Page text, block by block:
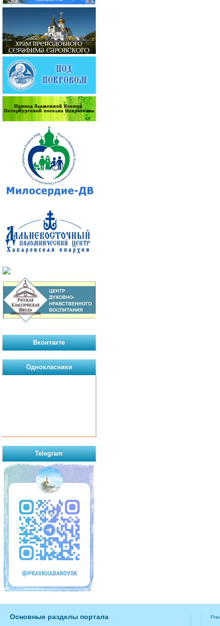
Вконтакте
Однокласники
Telegram
Основные разделы портала